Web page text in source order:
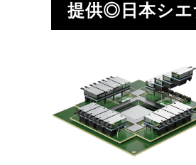
提供◎日本シエ